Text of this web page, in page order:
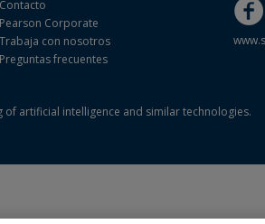
Contacto
Pearson Corporate
Trabaja con nosotros
Preguntas frecuentes
artificial intelligence and similar technologies.